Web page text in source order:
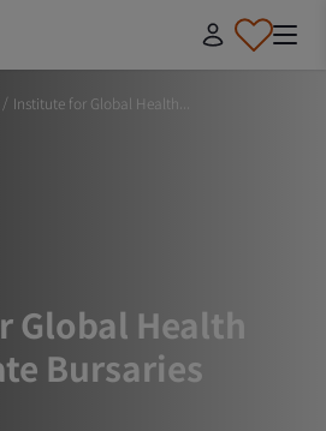
/ Institute for Global Health...
Global Health
Bursaries